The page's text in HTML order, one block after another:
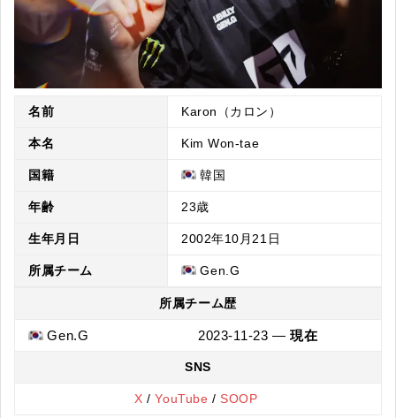
名前 Karon（カロン）
本名 Kim Won-tae
国籍 韓国
年齢 23歳
生年月日 2002年10月21日
所属チーム Gen.G
所属チーム歴
Gen.G 2023-11-23 —現在
SNS
X /YouTube / SOOP